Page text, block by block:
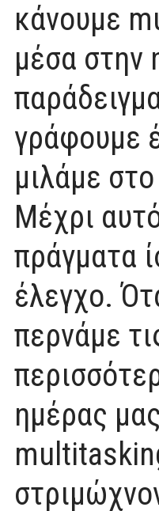
κάνουμε
μέσα στην
γράφουμε
μιλάμε
Μέχρι
πράγματα
έλεγχο.
περνάμε
ημέρας